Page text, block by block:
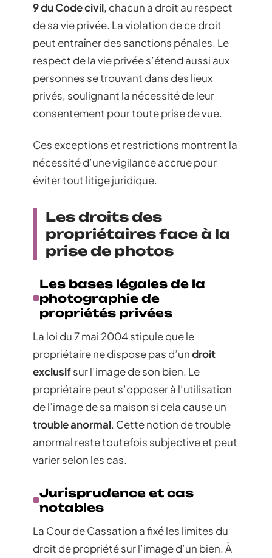
9 du Code civil, chacun a droit au respect
de sa vie privée. La violation de ce droit
peut entraîner des sanctions pénales. Le
respect de la vie privée s’étend aussi aux
personnes se trouvant dans des lieux
privés, soulignant la nécessité de leur
consentement pour toute prise de vue.
Ces exceptions et restrictions montrent la
nécessité d’une vigilance accrue pour
éviter tout litige juridique.
Les droits des
propriétaires face à la
prise de photos
Les bases légales de la
photographie de
propriétés privées
La loi du 7 mai 2004 stipule que le
propriétaire ne dispose pas d’undroit
exclusifsur l’image de son bien. Le
propriétaire peut s’opposer à l’utilisation
de l’image de sa maison si cela cause un
trouble anormal. Cette notion de trouble
anormal reste toutefois subjective et peut
varier selon les cas.
Jurisprudence et cas
notables
La Cour de Cassation a fixé les limites du
droit de propriété sur l’image d’un bien. À